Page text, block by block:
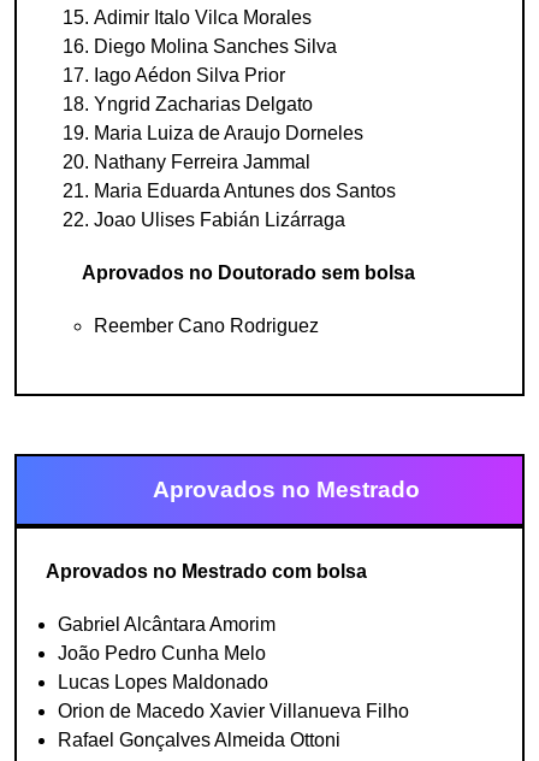
Adimir Italo Vilca Morales
Diego Molina Sanches Silva
Iago Aédon Silva Prior
Yngrid Zacharias Delgato
Maria Luiza de Araujo Dorneles
Nathany Ferreira Jammal
Maria Eduarda Antunes dos Santos
Joao Ulises Fabián Lizárraga
Aprovados no Doutorado sem bolsa
Reember Cano Rodriguez
Aprovados no Mestrado
Aprovados no Mestrado com bolsa
Gabriel Alcântara Amorim
João Pedro Cunha Melo
Lucas Lopes Maldonado
Orion de Macedo Xavier Villanueva Filho
Rafael Gonçalves Almeida Ottoni